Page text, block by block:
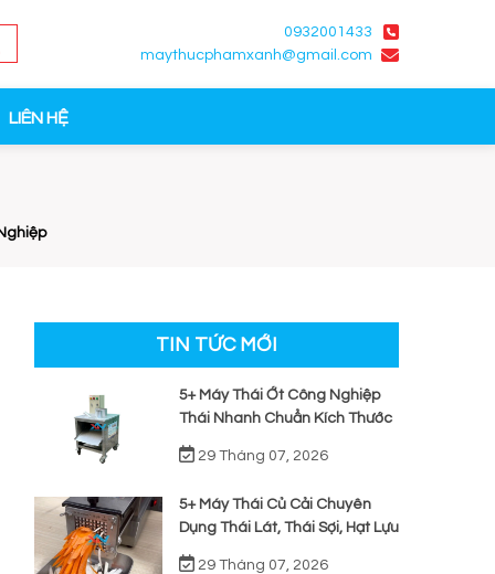
0932001433
maythucphamxanh@gmail.com
LIÊN HỆ
TIN TỨC MỚI
5+ Máy Thái Ớt Công Nghiệp
Thái Nhanh Chuẩn Kích Thước
29 Tháng 07, 2026
5+ Máy Thái Củ Cải Chuyên
Dụng Thái Lát, Thái Sợi, Hạt Lựu
29 Tháng 07, 2026